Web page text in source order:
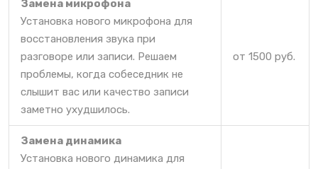
Замена микрофона
Установка нового микрофона для
восстановления звука при
разговоре или записи. Решаем
проблемы, когда собеседник не
слышит вас или качество записи
заметно ухудшилось.
от 1500 руб.
Замена динамика
Установка нового динамика для